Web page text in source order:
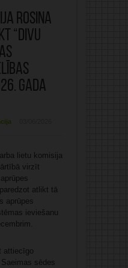
rosina
“divu
gada
lietu komisija
virzīt
atlikt tā
aprūpes
ieviešanu
attiecīgo
sēdes